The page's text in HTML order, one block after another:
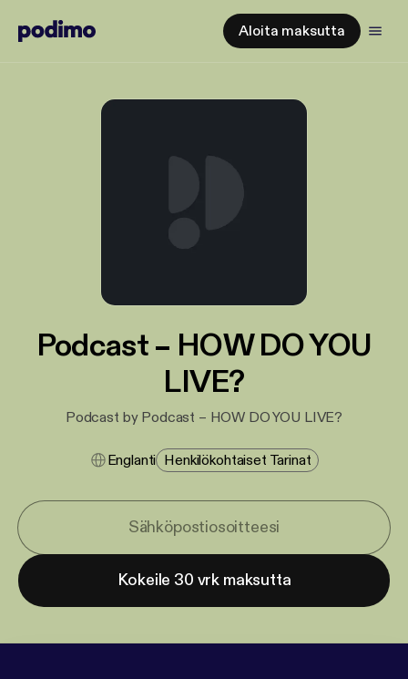
Aloita maksutta
Podcast – HOW DO YOU
LIVE?
Podcast by Podcast – HOW DO YOU LIVE?
Englanti Henkilökohtaiset Tarinat
Kokeile 30 vrk maksutta